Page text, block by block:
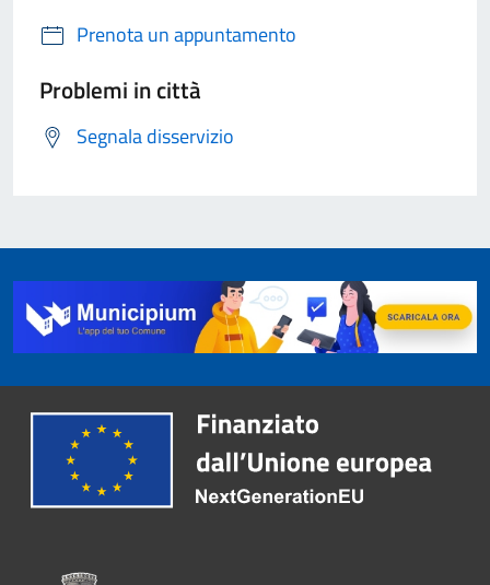
Prenota un appuntamento
Problemi in città
Segnala disservizio